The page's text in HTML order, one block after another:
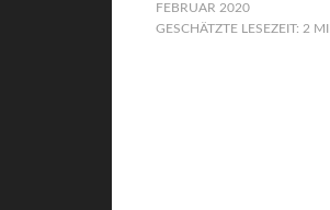
FEBRUAR 2020
GESCHÄTZTE LESEZEIT: 2